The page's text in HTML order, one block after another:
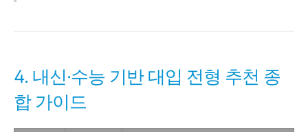
4. 내신·수능 기반 대입 전형 추천 종
합 가이드